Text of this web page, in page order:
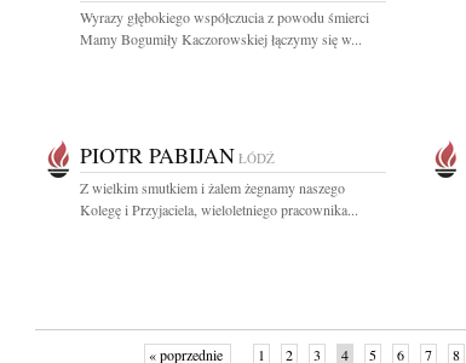
Wyrazy głębokiego współczucia z powodu śmierci
Mamy Bogumiły Kaczorowskiej łączymy się w...
PIOTR PABIJAN ŁÓDŹ
Z wielkim smutkiem i żalem żegnamy naszego
Kolegę i Przyjaciela, wieloletniego pracownika...
« poprzednie 1 2 3 4 5 6 7 8